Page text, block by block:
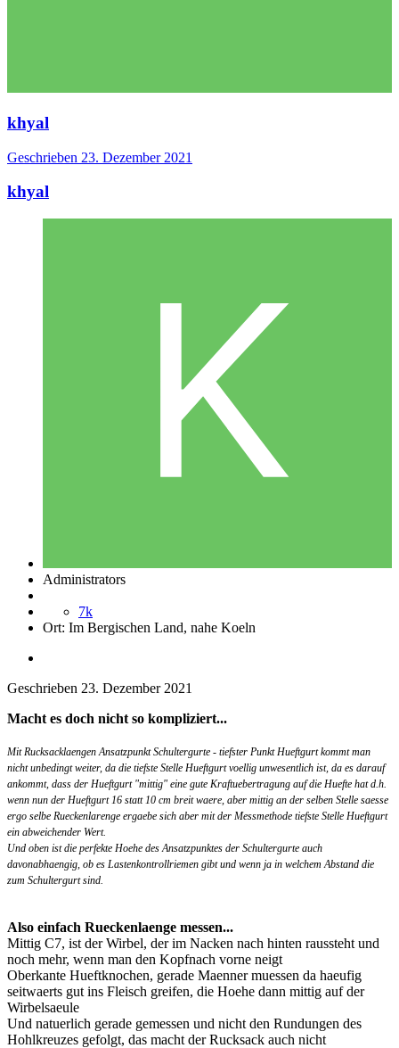
khyal
Geschrieben 23. Dezember 2021
khyal
Administrators
7k
Ort: Im Bergischen Land, nahe Koeln
Geschrieben 23. Dezember 2021
Macht es doch nicht so kompliziert...
Mit Rucksacklaengen Ansatzpunkt Schultergurte - tiefster Punkt Hueftgurt kommt man
nicht unbedingt weiter, da die tiefste Stelle Hueftgurt voellig unwesentlich ist, da es darauf
ankommt, dass der Hueftgurt "mittig" eine gute Kraftuebertragung auf die Huefte hat d.h.
wenn nun der Hueftgurt 16 statt 10 cm breit waere, aber mittig an der selben Stelle saesse
ergo selbe Rueckenlarenge ergaebe sich aber mit der Messmethode tiefste Stelle Hueftgurt
ein abweichender Wert.
Und oben ist die perfekte Hoehe des Ansatzpunktes der Schultergurte auch
davonabhaengig, ob es Lastenkontrollriemen gibt und wenn ja in welchem Abstand die
zum Schultergurt sind.
Also einfach Rueckenlaenge messen...
Mittig C7, ist der Wirbel, der im Nacken nach hinten raussteht und
noch mehr, wenn man den Kopfnach vorne neigt
Oberkante Hueftknochen, gerade Maenner muessen da haeufig
seitwaerts gut ins Fleisch greifen, die Hoehe dann mittig auf der
Wirbelsaeule
Und natuerlich gerade gemessen und nicht den Rundungen des
Hohlkreuzes gefolgt, das macht der Rucksack auch nicht